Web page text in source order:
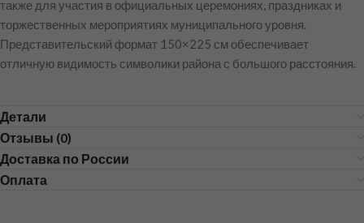
также для участия в официальных церемониях, праздниках и
торжественных мероприятиях муниципального уровня.
Представительский формат 150×225 см обеспечивает
отличную видимость символики района с большого расстояния.
Детали
Отзывы (0)
Доставка по России
Оплата